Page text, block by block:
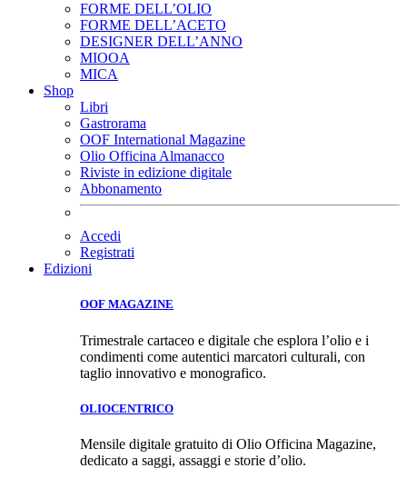
FORME DELL’OLIO
FORME DELL’ACETO
DESIGNER DELL’ANNO
MIOOA
MICA
Shop
Libri
Gastrorama
OOF International Magazine
Olio Officina Almanacco
Riviste in edizione digitale
Abbonamento
Accedi
Registrati
Edizioni
OOF MAGAZINE
Trimestrale cartaceo e digitale che esplora l’olio e i
condimenti come autentici marcatori culturali, con
taglio innovativo e monografico.
OLIOCENTRICO
Mensile digitale gratuito di Olio Officina Magazine,
dedicato a saggi, assaggi e storie d’olio.